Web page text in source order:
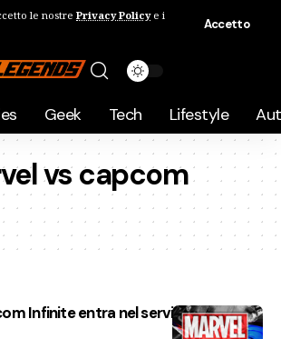
le nostre Privacy Policye i
Accetto
Geek Tech Lifestyle
vs capcom
Infinite entra nel servizio Xbox